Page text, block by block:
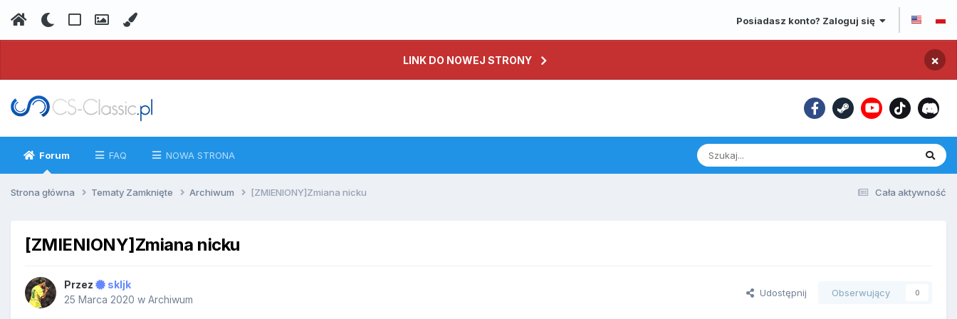
Posiadasz konto? Zaloguj się
LINK DO NOWEJ STRONY ×
Forum FAQ NOWA STRONA
Cała aktywność
Strona główna Tematy Zamknięte Archiwum [ZMIENIONY]Zmiana nicku
[ZMIENIONY]Zmiana nicku
Przez
skljk
25 Marca 2020 w Archiwum
Udostępnij Obserwujący 0